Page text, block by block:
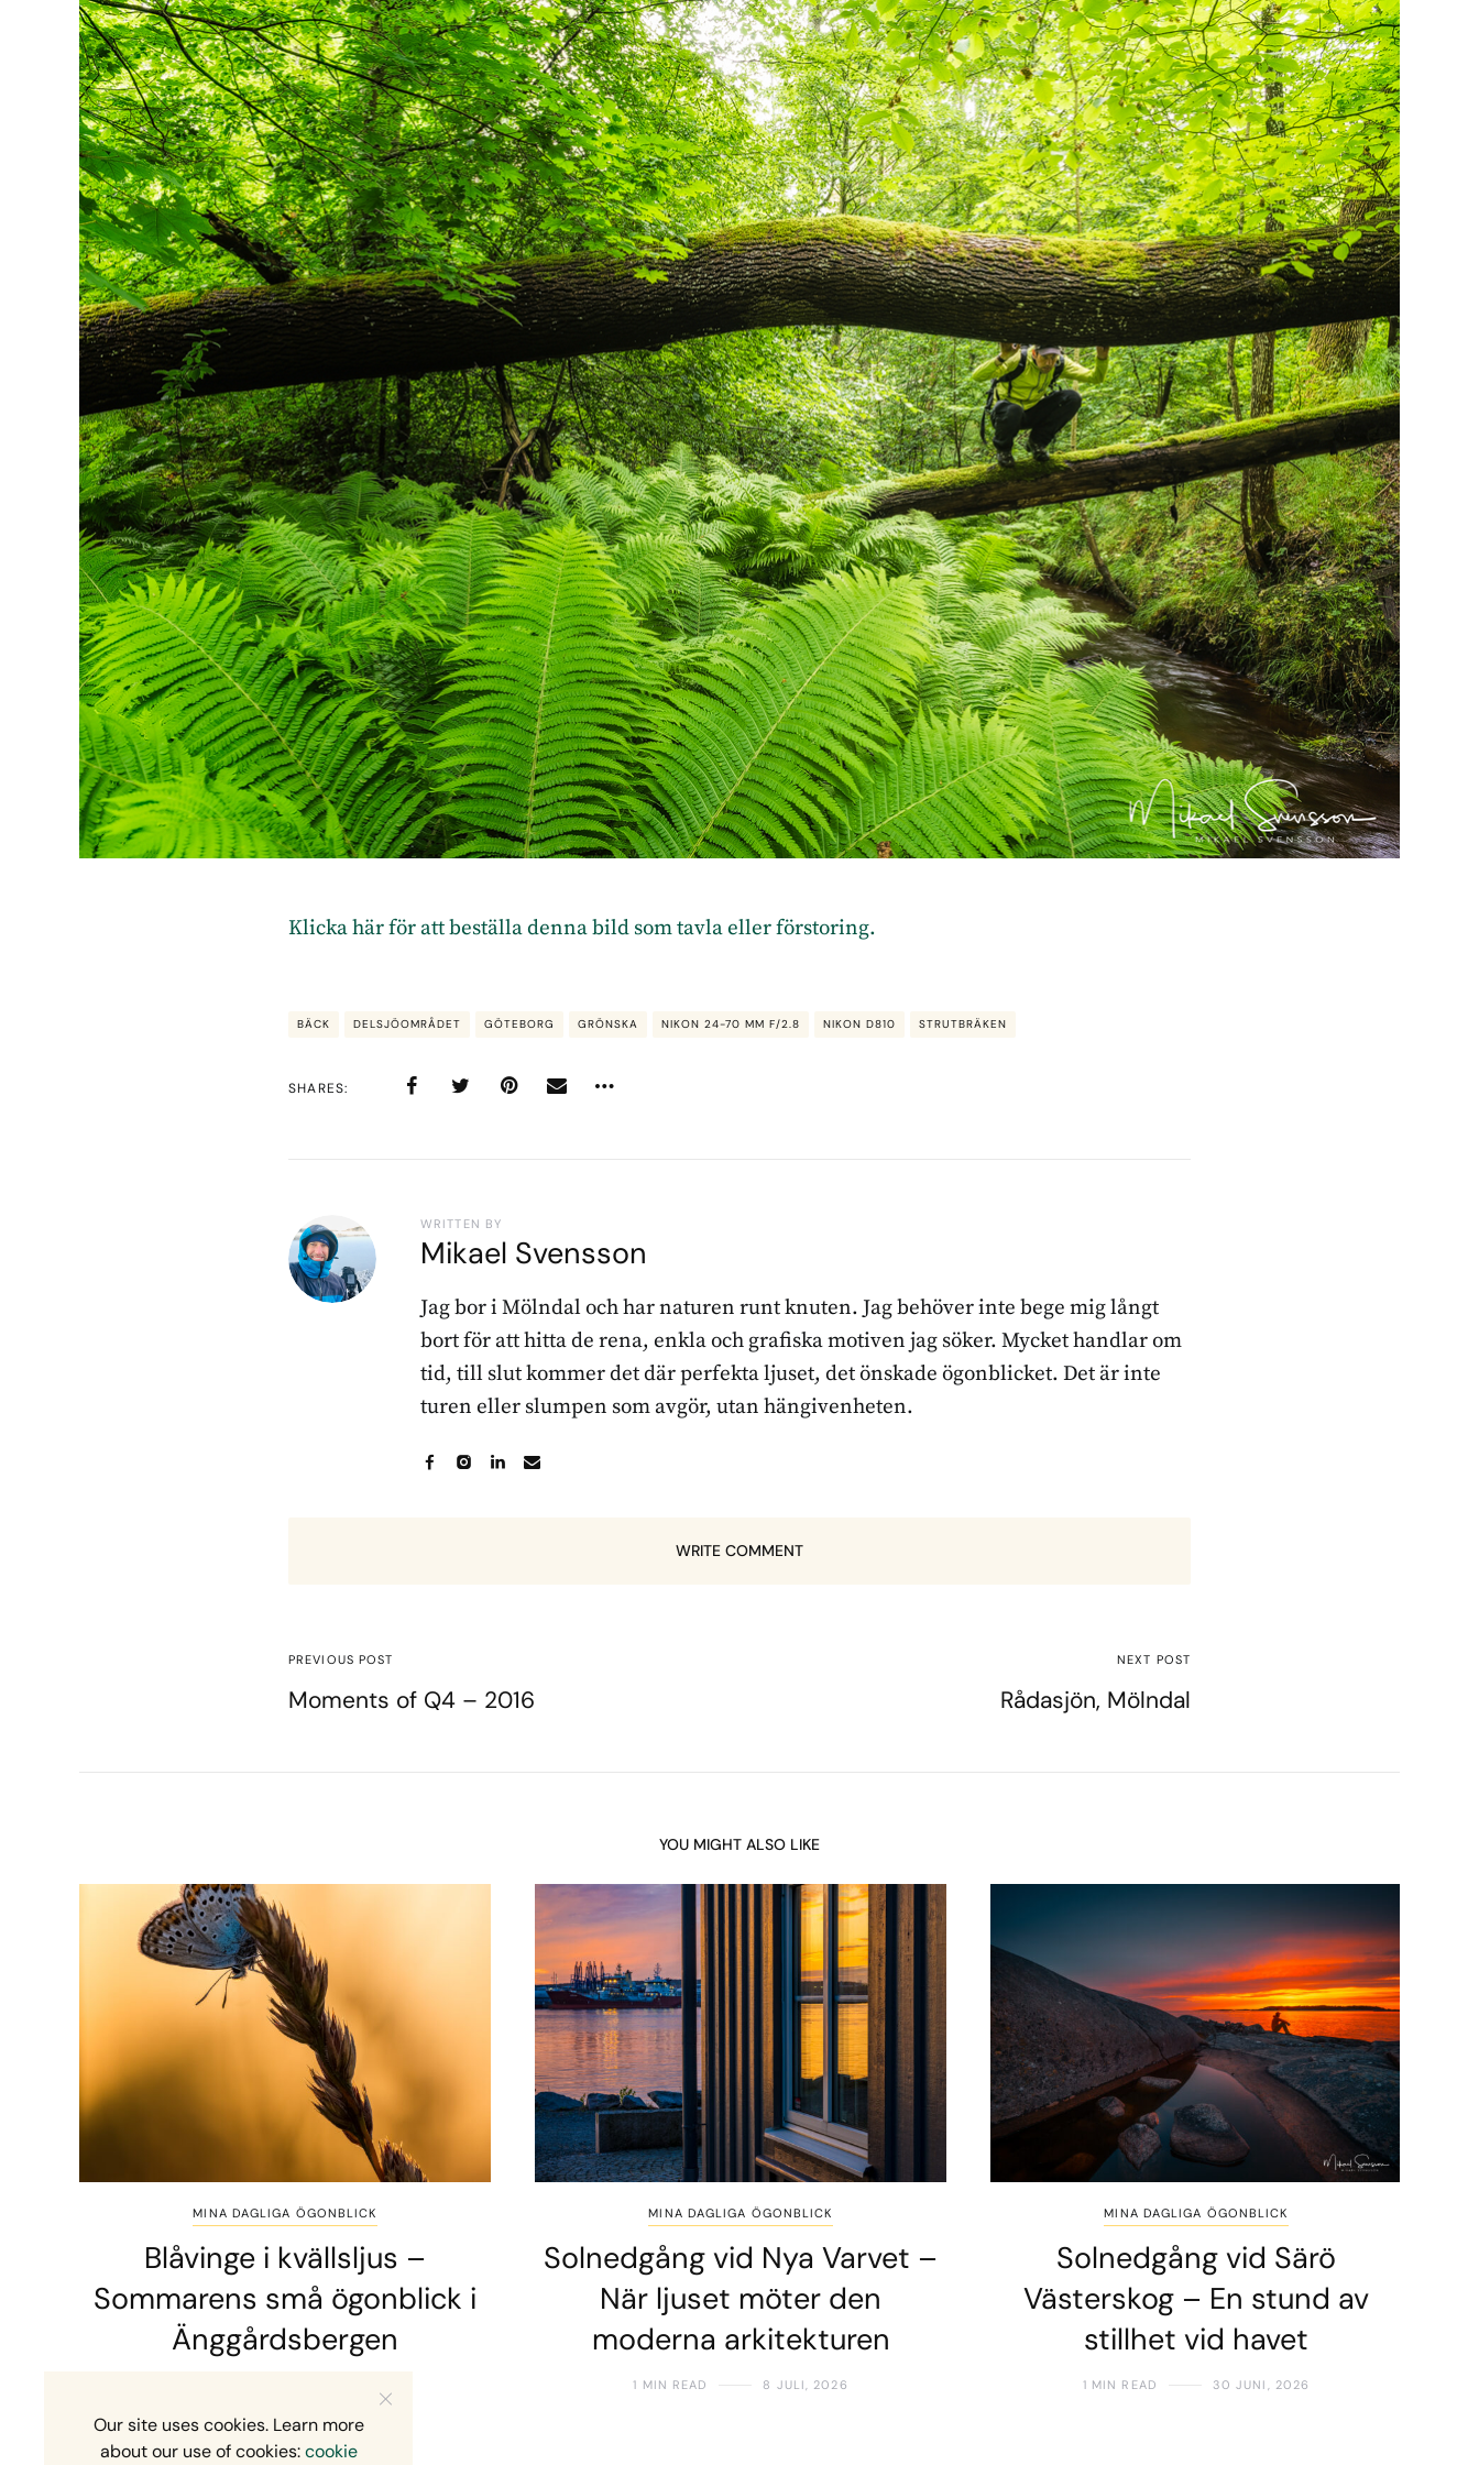
Klicka här för att beställa denna bild som tavla eller förstoring.
BÄCK DELSJÖOMRÅDET GÖTEBORG GRÖNSKA NIKON 24-70 MM F/2.8 NIKON D810 STRUTBRÄKEN
SHARES
WRITTEN BY
Mikael Svensson
Jag bor i Mölndal och har naturen runt knuten. Jag behöver inte bege mig långt
bort för att hitta de rena, enkla och grafiska motiven jag söker. Mycket handlar om
tid, till slut kommer det där perfekta ljuset, det önskade ögonblicket. Det är inte
turen eller slumpen som avgör, utan hängivenheten.
WRITE COMMENT
PREVIOUS POST
Moments of Q4 – 2016
NEXT POST
Rådasjön, Mölndal
YOU MIGHT ALSO LIKE
MINA DAGLIGA ÖGONBLICK
Blåvinge i kvällsljus –
Sommarens små ögonblick i
Änggårdsbergen
MINA DAGLIGA ÖGONBLICK
Solnedgång vid Nya Varvet –
När ljuset möter den
moderna arkitekturen
1 MIN READ 8 JULI, 2026
MINA DAGLIGA ÖGONBLICK
Solnedgång vid Särö
Västerskog – En stund av
stillhet vid havet
1 MIN READ 30 JUNI, 2026
Our site uses cookies. Learn more
about our use of cookies:cookie